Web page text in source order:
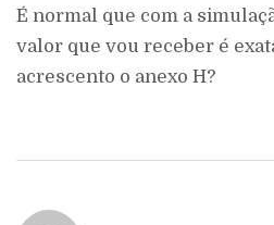
É normal que com a
valor que vou receber é
acrescento o anexo H?